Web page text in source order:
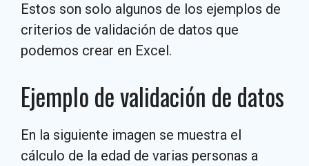
Estos son solo algunos de los ejemplos de
criterios de validación de datos que
podemos crear en Excel.
Ejemplo de validación de datos
En la siguiente imagen se muestra el
cálculo de la edad de varias personas a